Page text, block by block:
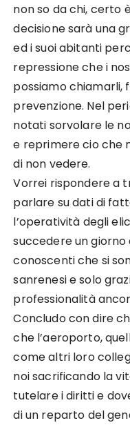
non so da chi, certo
decisione sarà una
ed i suoi abitanti
repressione che i
possiamo chiamarli,
prevenzione. Nel
notati sorvolare le
e reprimere cio che
di non vedere.
Vorrei rispondere a
parlare su dati di
l’operatività degli
succedere un giorno
conoscenti che si
sanrenesi e solo
professionalità
Concludo con dire
che l’aeroporto,
come altri loro
noi sacrificando la
tutelare i diritti e
di un reparto del